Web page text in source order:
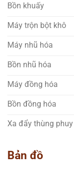
Bồn khuấy
Máy trộn bột khô
Máy nhũ hóa
Bồn nhũ hóa
Máy đồng hóa
Bồn đồng hóa
Xa đẩy thùng phuy
Bản đồ